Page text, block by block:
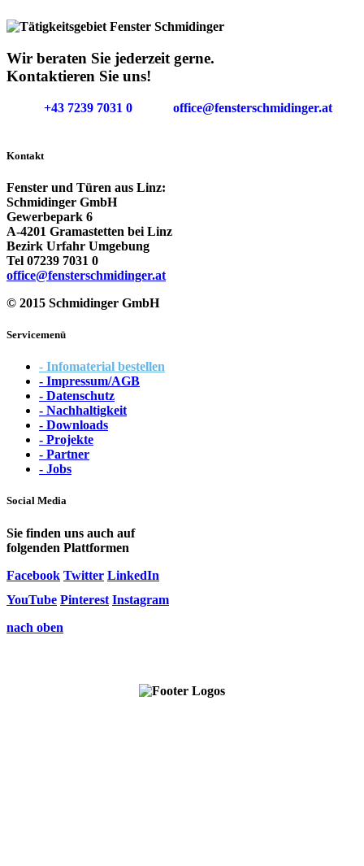
Wir beraten Sie jederzeit gerne.
Kontaktieren Sie uns!
+43 7239 7031 0 office@fensterschmidinger.at
Kontakt
Fenster und Türen aus Linz:
Schmidinger GmbH
Gewerbepark 6
A-4201 Gramastetten bei Linz
Bezirk Urfahr Umgebung
Tel 07239 7031 0
office@fensterschmidinger.at
© 2015 Schmidinger GmbH
Servicemenü
- Infomaterial bestellen
- Impressum/AGB
- Datenschutz
- Nachhaltigkeit
- Downloads
- Projekte
- Partner
- Jobs
Social Media
Sie finden uns auch auf
folgenden Plattformen
Facebook Twitter LinkedIn
YouTube Pinterest Instagram
nach oben